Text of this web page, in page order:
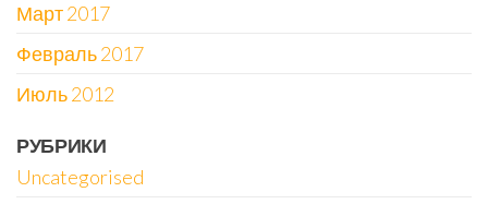
Март 2017
Февраль 2017
Июль 2012
РУБРИКИ
Uncategorised